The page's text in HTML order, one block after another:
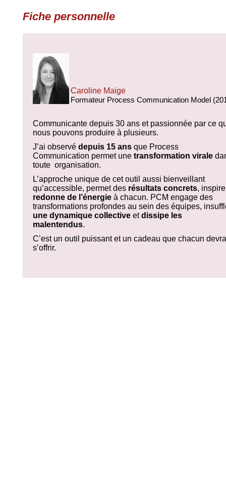
Fiche personnelle
Caroline Maige
Formateur Process Communication Model
Communicante depuis 30 ans et passionnée par ce
nous pouvons produire à plusieurs.
J’ai observé depuis 15 ans que Process
Communication permet une transformation virale
toute organisation.
L’approche unique de cet outil aussi bienveillant
qu’accessible, permet des résultats concrets,
redonne de l’énergie à chacun. PCM engage des
transformations profondes au sein des équipes,
une dynamique collective etdissipe les
malentendus.
C’est un outil puissant et un cadeau que chacun
s’offrir.